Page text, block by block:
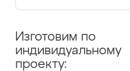
Изготовим по
индивидуальному
проекту: